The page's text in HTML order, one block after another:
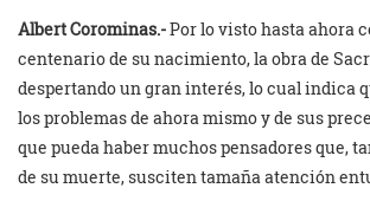
Albert Corominas.-Por lo visto hasta ahora
centenario de su nacimiento, la obra de
despertando un gran interés, lo cual indica
los problemas de ahora mismo y de sus
que pueda haber muchos pensadores que,
de su muerte, susciten tamaña atención